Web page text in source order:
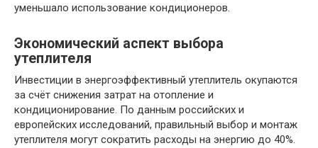
уменьшало использование кондиционеров.
Экономический аспект выбора
утеплителя
Инвестиции в энергоэффективный утеплитель окупаются
за счёт снижения затрат на отопление и
кондиционирование. По данным российских и
европейских исследований, правильный выбор и монтаж
утеплителя могут сократить расходы на энергию до 40%.